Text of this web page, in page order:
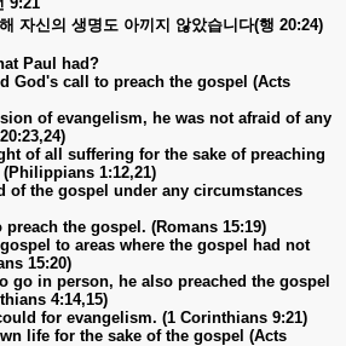
자신의 생명도 아끼지 않았습니다(행 20:24)
Paul had?
God's call to preach the gospel (Acts
of evangelism, he was not afraid of any
of all suffering for the sake of preaching
1:12,21)
of the gospel under any circumstances
preach the gospel. (Romans 15:19)
to areas where the gospel had not
15:20)
go in person, he also preached the gospel
4:14,15)
for evangelism. (1 Corinthians 9:21)
life for the sake of the gospel (Acts